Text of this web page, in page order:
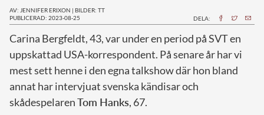
AV: JENNIFER ERIXON | BILDER: TT
PUBLICERAD: 2023-08-25
DELA:
Carina Bergfeldt, 43, var under en period på SVT en
uppskattad USA-korrespondent. På senare år har vi
mest sett henne i den egna talkshow där hon bland
annat har intervjuat svenska kändisar och
skådespelarenTom Hanks, 67.